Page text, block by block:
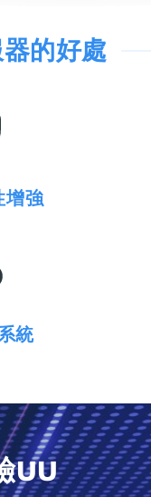
的好處
增強
統
UU